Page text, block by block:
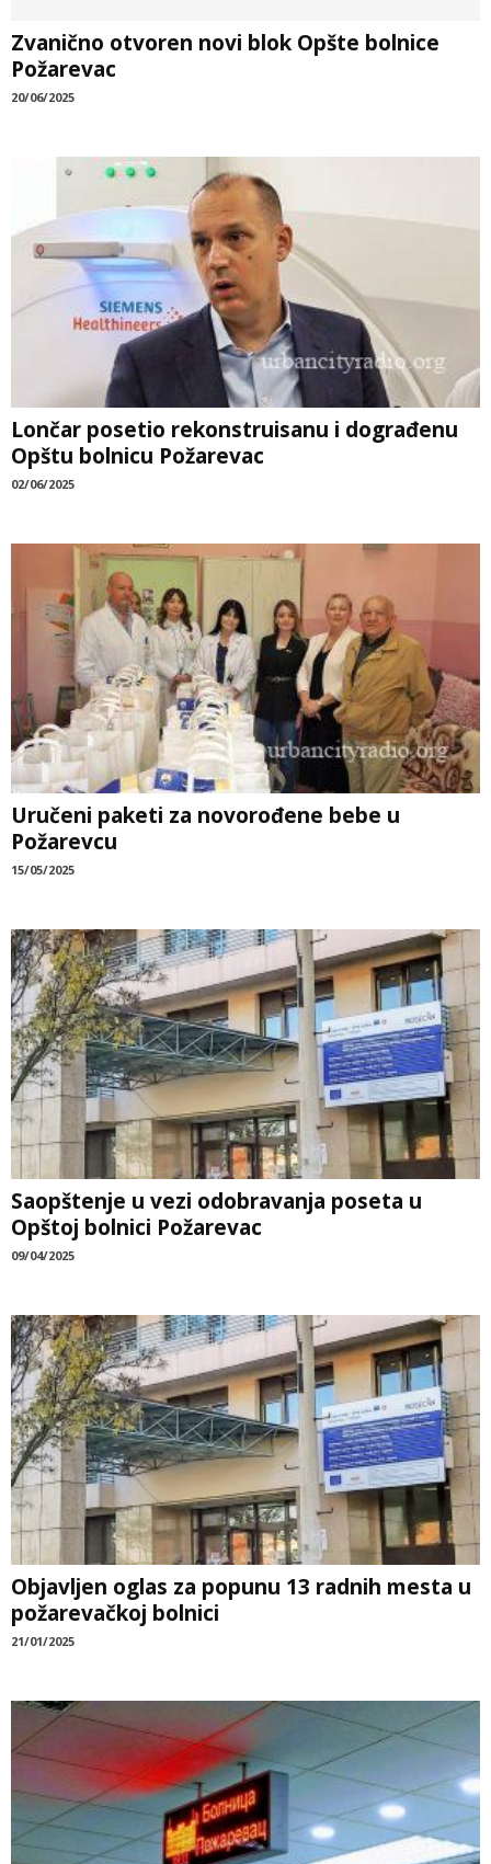
Zvanično otvoren novi blok Opšte bolnice
Požarevac
20/06/2025
Lončar posetio rekonstruisanu i dograđenu
Opštu bolnicu Požarevac
02/06/2025
Uručeni paketi za novorođene bebe u
Požarevcu
15/05/2025
Saopštenje u vezi odobravanja poseta u
Opštoj bolnici Požarevac
09/04/2025
Objavljen oglas za popunu 13 radnih mesta u
požarevačkoj bolnici
21/01/2025